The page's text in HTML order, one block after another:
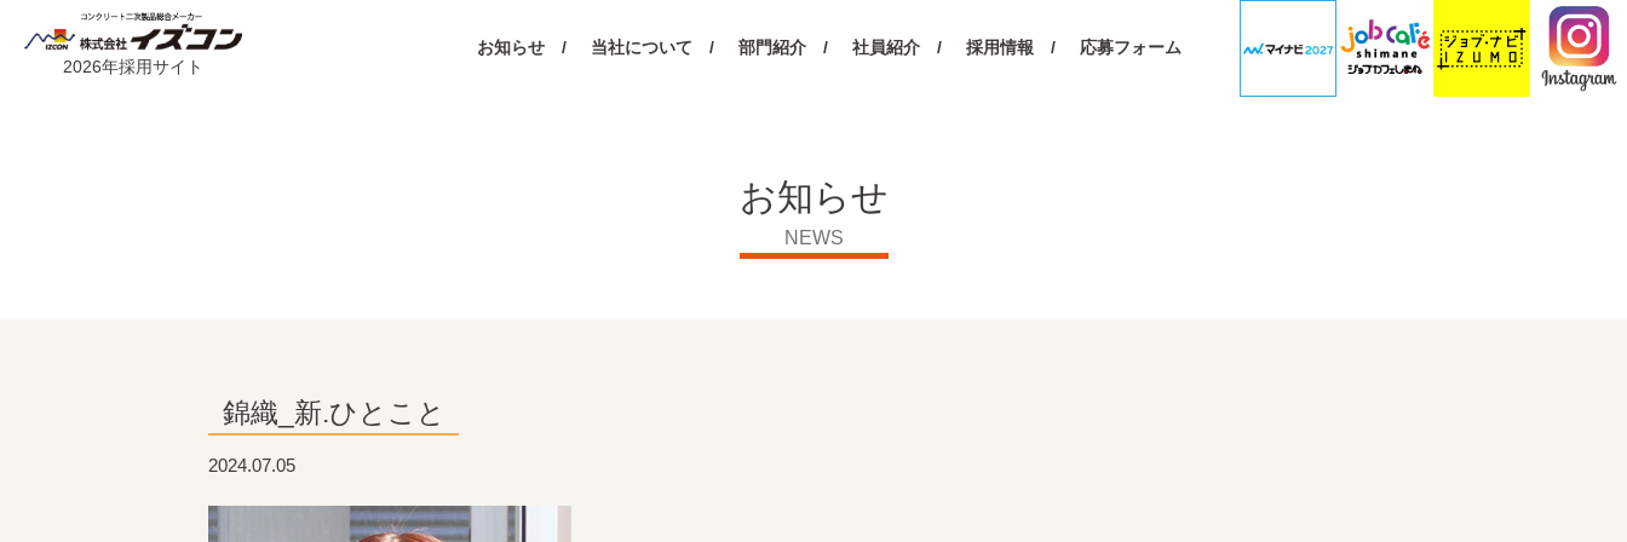
2026年採用サイト
お知らせ / 当社について / 部門紹介 / 社員紹介 / 採用情報 / 応募フォーム
お知らせ
NEWS
錦織_新.ひとこと
2024.07.05